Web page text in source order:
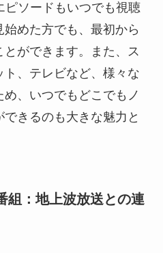
ピソードもいつでも視聴
めた方でも、最初から
とができます。また、ス
、テレビなど、様々な
、いつでもどこでもノ
きるのも大きな魅力と
組：地上波放送との連